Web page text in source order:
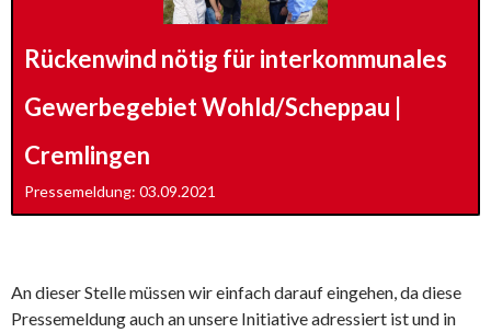
Rückenwind nötig für interkommunales
Gewerbegebiet Wohld/Scheppau |
Cremlingen
Pressemeldung: 03.09.2021
An dieser Stelle müssen wir einfach darauf eingehen, da diese
Pressemeldung auch an unsere Initiative adressiert ist und in